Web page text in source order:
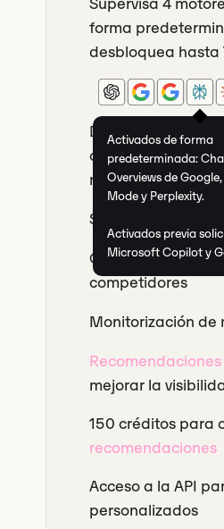
forma
desbloquea hasta
Activados de forma
predeterminada:
Overviews de
Mode y Perplexity.
Activados previa
Microsoft Copilot y
Descubre los
con la IA más
relación con tu
Sin límite de
Comparar la
competidores
Monitorización de
mejorar la
150 créditos para
recomendaciones
Acceso a la API
personalizados